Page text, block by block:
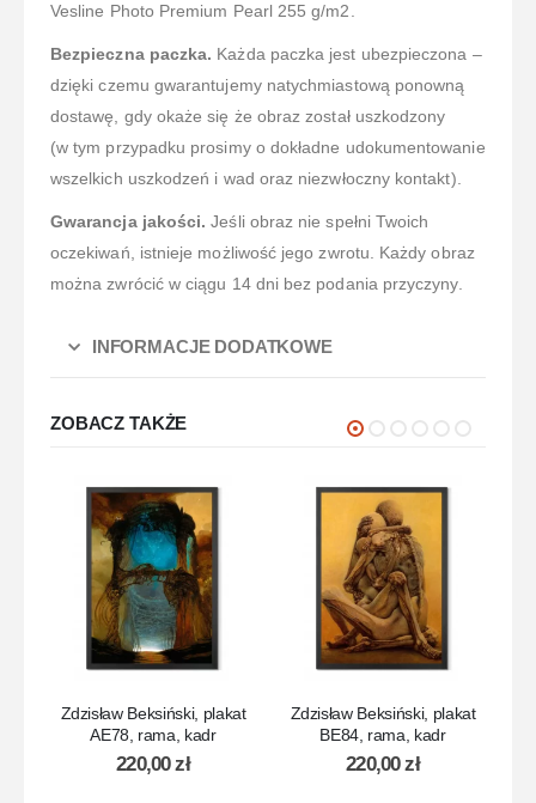
Vesline Photo Premium Pearl 255 g/m2.
Bezpieczna paczka. Każda paczka jest ubezpieczona –
dzięki czemu gwarantujemy natychmiastową ponowną
dostawę, gdy okaże się że obraz został uszkodzony
(w tym przypadku prosimy o dokładne udokumentowanie
wszelkich uszkodzeń i wad oraz niezwłoczny kontakt).
Gwarancja jakości. Jeśli obraz nie spełni Twoich
oczekiwań, istnieje możliwość jego zwrotu. Każdy obraz
można zwrócić w ciągu 14 dni bez podania przyczyny.
INFORMACJE DODATKOWE
ZOBACZ TAKŻE
Zdzisław Beksiński, plakat
AE78, rama, kadr
220,00zł
Zdzisław Beksiński, plakat
BE84, rama, kadr
220,00zł